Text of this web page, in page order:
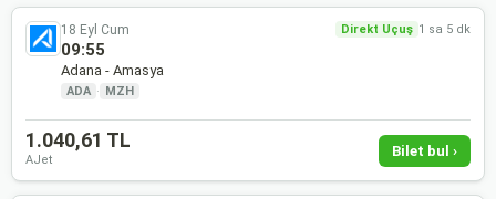
18 Eyl Cum Direkt Uçuş 1 sa 5 dk
09:55
Adana - Amasya
ADA · MZH
1.040,61 TL
AJet
Bilet bul ›